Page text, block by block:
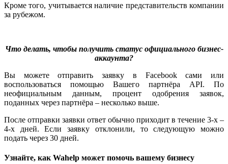
Кроме того, учитывается наличие представительств компании
за рубежом.
Что делать, чтобы получить статус официального бизнес-
аккаунта?
Вы можете отправить заявку в Facebook сами или
воспользоваться помощью Вашего партнёра API. По
неофициальным данным, процент одобрения заявок,
поданных через партнёра – несколько выше.
После отправки заявки ответ обычно приходит в течение 3-х –
4-х дней. Если заявку отклонили, то следующую можно
подать через 30 дней.
Узнайте, как Wahelp может помочь вашему бизнесу